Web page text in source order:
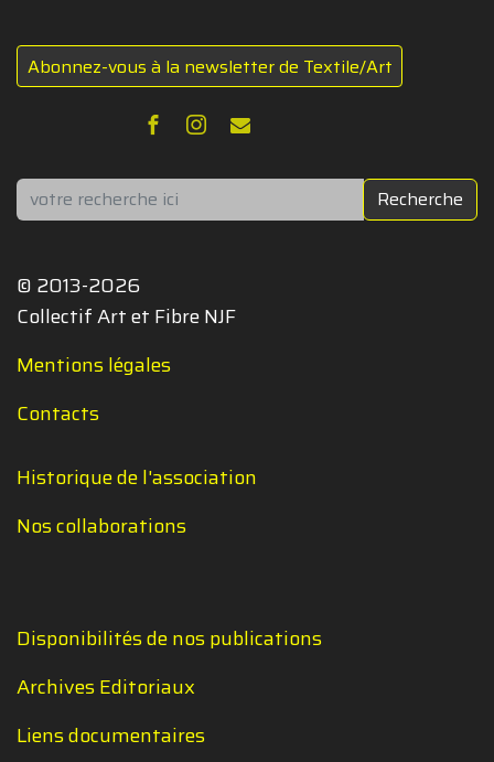
Abonnez-vous à la newsletter de Textile/Art
Rechercher Recherche
© 2013-2026
Collectif Art et Fibre NJF
Mentions légales
Contacts
Historique de l'association
Nos collaborations
Disponibilités de nos publications
Archives Editoriaux
Liens documentaires